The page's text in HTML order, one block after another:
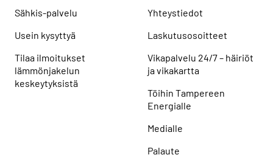
Sähkis-palvelu
Usein kysyttyä
Tilaa ilmoitukset
lämmönjakelun
keskeytyksistä
Yhteystiedot
Laskutusosoitteet
Vikapalvelu 24/7 – häiriöt
ja vikakartta
Töihin Tampereen
Energialle
Medialle
Palaute